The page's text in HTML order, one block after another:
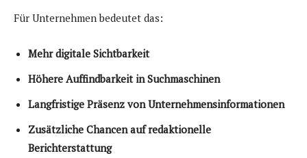
Für Unternehmen bedeutet das:
Mehr digitale Sichtbarkeit
Höhere Auffindbarkeit in Suchmaschinen
Langfristige Präsenz von Unternehmensinformationen
Zusätzliche Chancen auf redaktionelle
Berichterstattung